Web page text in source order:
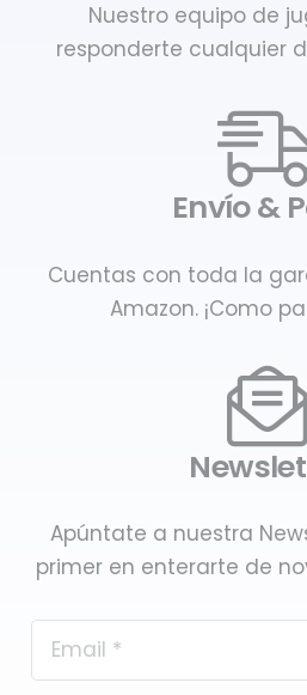
Nuestro equipo de
responderte cualquier
Envío &
Cuentas con toda la
Amazon. ¡Como
Apúntate a nuestra
primer en enterarte de